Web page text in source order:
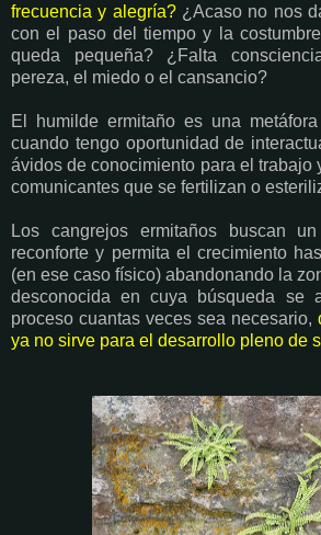
frecuencia y alegría? ¿Acaso no nos
con el paso del tiempo y la
queda pequeña? ¿Falta
pereza, el miedo o el cansancio?
El humilde ermitaño es una
cuando tengo oportunidad de
ávidos de conocimiento para el trabajo
comunicantes que se fertilizan o
Los cangrejos ermitaños buscan
reconforte y permita el crecimiento
(en ese caso físico) abandonando la
desconocida en cuya búsqueda se
proceso cuantas veces sea necesario,
ya no sirve para el desarrollo pleno de